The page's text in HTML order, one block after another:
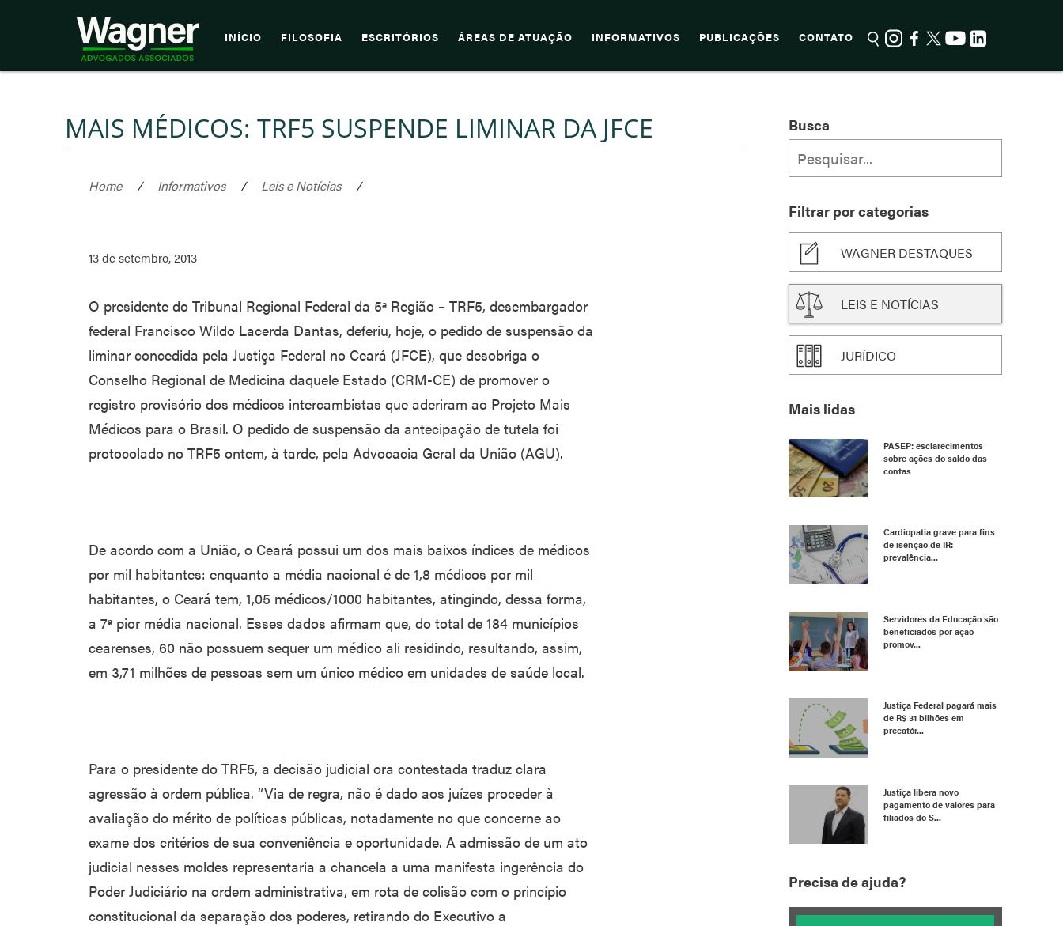
INÍCIO FILOSOFIA ESCRITÓRIOS ÁREAS DE ATUAÇÃO INFORMATIVOS PUBLICAÇÕES CONTATO
MAIS MÉDICOS: TRF5 SUSPENDE LIMINAR DA JFCE
Home / Informativos / Leis e Notícias /
13 de setembro, 2013
O presidente do Tribunal Regional Federal da 5ª Região – TRF5, desembargador
federal Francisco Wildo Lacerda Dantas, deferiu, hoje, o pedido de suspensão da
liminar concedida pela Justiça Federal no Ceará (JFCE), que desobriga o
Conselho Regional de Medicina daquele Estado (CRM-CE) de promover o
registro provisório dos médicos intercambistas que aderiram ao Projeto Mais
Médicos para o Brasil. O pedido de suspensão da antecipação de tutela foi
protocolado no TRF5 ontem, à tarde, pela Advocacia Geral da União (AGU).
De acordo com a União, o Ceará possui um dos mais baixos índices de médicos
por mil habitantes: enquanto a média nacional é de 1,8 médicos por mil
habitantes, o Ceará tem, 1,05 médicos/1000 habitantes, atingindo, dessa forma,
a 7ª pior média nacional. Esses dados afirmam que, do total de 184 municípios
cearenses, 60 não possuem sequer um médico ali residindo, resultando, assim,
em 3,71 milhões de pessoas sem um único médico em unidades de saúde local.
Para o presidente do TRF5, a decisão judicial ora contestada traduz clara
agressão à ordem pública. “Via de regra, não é dado aos juízes proceder à
avaliação do mérito de políticas públicas, notadamente no que concerne ao
exame dos critérios de sua conveniência e oportunidade. A admissão de um ato
judicial nesses moldes representaria a chancela a uma manifesta ingerência do
Poder Judiciário na ordem administrativa, em rota de colisão com o princípio
constitucional da separação dos poderes, retirando do Executivo a
Busca
Filtrar por categorias
WAGNER DESTAQUES
LEIS E NOTÍCIAS
JURÍDICO
Mais lidas
PASEP: esclarecimentos
sobre ações do saldo das
contas
Cardiopatia grave para fins
de isenção de IR:
prevalência...
Servidores da Educação são
beneficiados por ação
promov...
Justiça Federal pagará mais
de R$ 31 bilhões em
precatór...
Justiça libera novo
pagamento de valores para
filiados do S...
Precisa de ajuda?